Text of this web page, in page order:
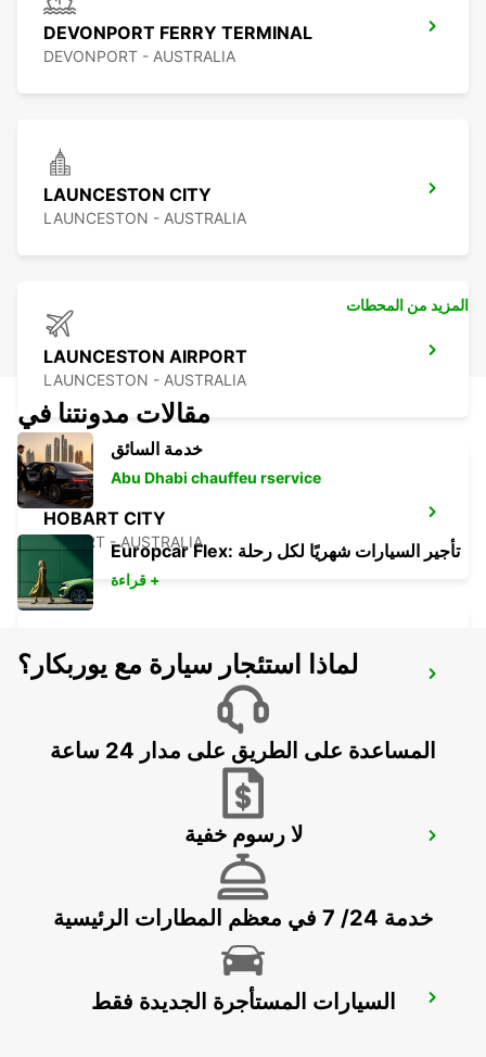
DEVONPORT FERRY TERMINAL
DEVONPORT - AUSTRALIA
LAUNCESTON CITY
LAUNCESTON - AUSTRALIA
LAUNCESTON AIRPORT
LAUNCESTON - AUSTRALIA
HOBART CITY
HOBART - AUSTRALIA
HOBART AIRPORT
CAMBRIDGE - AUSTRALIA
MELBOURNE FRANKSTON
FRANKSTON - AUSTRALIA
MELBOURNE DANDENONG
المزيد من المحطات
مقالات مدونتنا في
خدمة السائق
Abu Dhabi chauffeu rservice
Europcar Flex: تأجير السيارات شهريًا لكل رحلة
قراءة +
لماذا استئجار سيارة مع يوربكار؟
المساعدة على الطريق على مدار 24 ساعة
لا رسوم خفية
خدمة 24/ 7 في معظم المطارات الرئيسية
السيارات المستأجرة الجديدة فقط